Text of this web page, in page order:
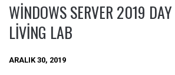
WINDOWS SERVER 2019
LIVING LAB
ARALIK 30, 2019